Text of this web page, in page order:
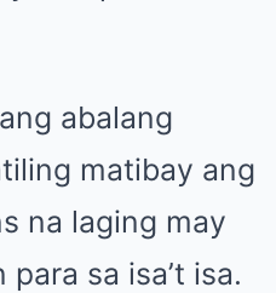
abalang
matibay ang
na laging may
sa isa’t isa.